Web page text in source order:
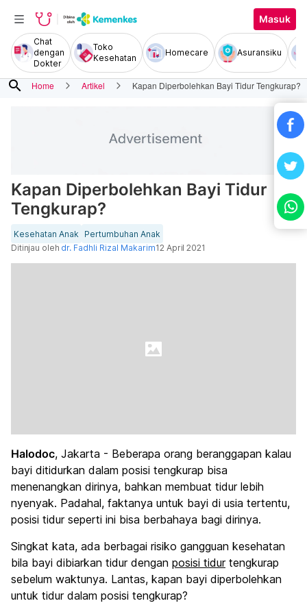
Masuk
Chat
dengan
Dokter
Toko
Kesehatan
Homecare Asuransiku
search Home Artikel Kapan Diperbolehkan Bayi Tidur Tengkurap?
Kapan Diperbolehkan Bayi Tidur
Tengkurap?
Kesehatan Anak
Pertumbuhan Anak
Ditinjau oleh dr. Fadhli Rizal Makarim12 April 2021
Halodoc, Jakarta - Beberapa orang beranggapan kalau
bayi ditidurkan dalam posisi tengkurap bisa
menenangkan dirinya, bahkan membuat tidur lebih
nyenyak. Padahal, faktanya untuk bayi di usia tertentu,
posisi tidur seperti ini bisa berbahaya bagi dirinya.
Singkat kata, ada berbagai risiko gangguan kesehatan
bila bayi dibiarkan tidur dengan posisi tidurtengkurap
sebelum waktunya. Lantas, kapan bayi diperbolehkan
untuk tidur dalam posisi tengkurap?